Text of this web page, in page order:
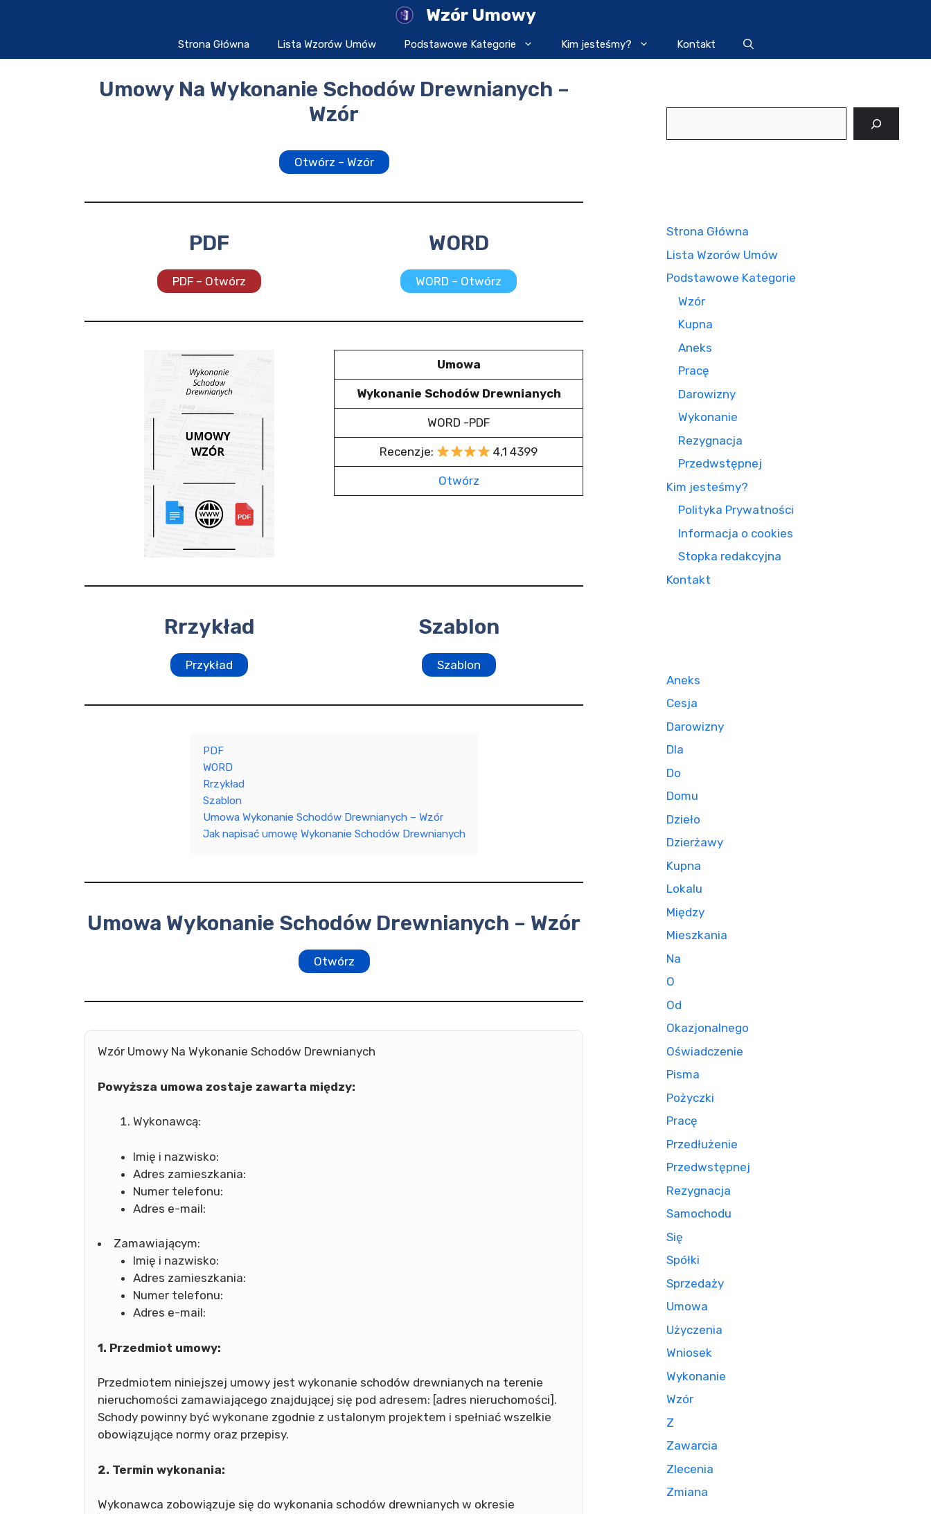
Wzór Umowy
Strona Główna Lista Wzorów Umów Podstawowe Kategorie Kim jesteśmy? Kontakt
Umowy Na Wykonanie Schodów Drewnianych –
Wzór
Otwórz – Wzór
PDF
PDF – Otwórz
WORD
WORD – Otwórz
Umowa
Wykonanie Schodów Drewnianych
WORD -PDF
Recenzje: 4,1 4399
Otwórz
Rrzykład
Przykład
Szablon
Szablon
PDF
WORD
Rrzykład
Szablon
Umowa Wykonanie Schodów Drewnianych – Wzór
Jak napisać umowę Wykonanie Schodów Drewnianych
Umowa Wykonanie Schodów Drewnianych – Wzór
Otwórz
Wzór Umowy Na Wykonanie Schodów Drewnianych
Powyższa umowa zostaje zawarta między:
Wykonawcą:
Imię i nazwisko:
Adres zamieszkania:
Numer telefonu:
Adres e-mail:
Zamawiającym:
Imię i nazwisko:
Adres zamieszkania:
Numer telefonu:
Adres e-mail:
1. Przedmiot umowy:
Przedmiotem niniejszej umowy jest wykonanie schodów drewnianych na terenie
nieruchomości zamawiającego znajdującej się pod adresem: [adres nieruchomości].
Schody powinny być wykonane zgodnie z ustalonym projektem i spełniać wszelkie
obowiązujące normy oraz przepisy.
2. Termin wykonania:
Wykonawca zobowiązuje się do wykonania schodów drewnianych w okresie
Strona Główna
Lista Wzorów Umów
Podstawowe Kategorie
Wzór
Kupna
Aneks
Pracę
Darowizny
Wykonanie
Rezygnacja
Przedwstępnej
Kim jesteśmy?
Polityka Prywatności
Informacja o cookies
Stopka redakcyjna
Kontakt
Aneks
Cesja
Darowizny
Dla
Do
Domu
Dzieło
Dzierżawy
Kupna
Lokalu
Między
Mieszkania
Na
O
Od
Okazjonalnego
Oświadczenie
Pisma
Pożyczki
Pracę
Przedłużenie
Przedwstępnej
Rezygnacja
Samochodu
Się
Spółki
Sprzedaży
Umowa
Użyczenia
Wniosek
Wykonanie
Wzór
Z
Zawarcia
Zlecenia
Zmiana